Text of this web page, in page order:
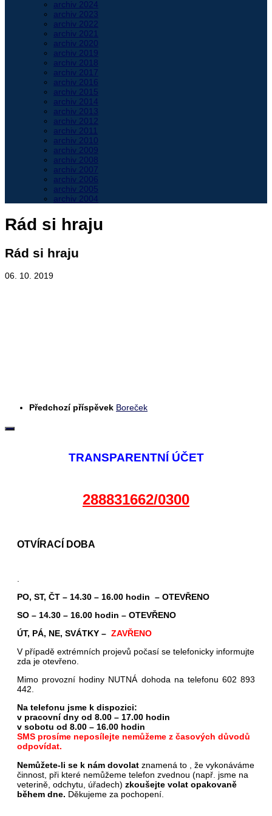
archiv 2024
archiv 2023
archiv 2022
archiv 2021
archiv 2020
archiv 2019
archiv 2018
archiv 2017
archiv 2016
archiv 2015
archiv 2014
archiv 2013
archiv 2012
archiv 2011
archiv 2010
archiv 2009
archiv 2008
archiv 2007
archiv 2006
archiv 2005
archiv 2004
Rád si hraju
Rád si hraju
06. 10. 2019
Předchozí příspěvek Boreček
TRANSPARENTNÍ ÚČET
288831662/0300
OTVÍRACÍ DOBA
PO, ST, ČT – 14.30 – 16.00 hodin – OTEVŘENO
SO – 14.30 – 16.00 hodin – OTEVŘENO
ÚT, PÁ, NE, SVÁTKY – ZAVŘENO
V případě extrémních projevů počasí se telefonicky informujte
zda je otevřeno.
Mimo provozní hodiny NUTNÁ dohoda na telefonu 602 893
442.
Na telefonu jsme k dispozici:
v pracovní dny od 8.00 – 17.00 hodin
v sobotu od 8.00 – 16.00 hodin
SMS prosíme neposílejte nemůžeme z časových důvodů
odpovídat.
Nemůžete-li se k nám dovolat znamená to , že vykonáváme
činnost, při které nemůžeme telefon zvednou (např. jsme na
veterině, odchytu, úřadech) zkoušejte volat opakovaně
během dne. Děkujeme za pochopení.